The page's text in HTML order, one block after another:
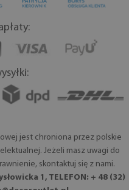
jest chroniona przez polskie
Jeżeli masz uwagi do
skontaktuj się z nami.
1, TELEFON: + 48 (32)